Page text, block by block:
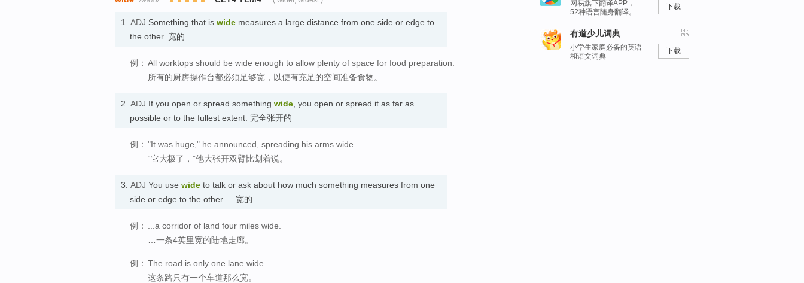
1. ADJ Something that is wide measures a large distance from one side or edge to
the other. 宽的
例： All worktops should be wide enough to allow plenty of space for food preparation.
所有的厨房操作台都必须足够宽，以便有充足的空间准备食物。
2. ADJ If you open or spread something wide , you open or spread it as far as
possible or to the fullest extent. 完全张开的
例： "It was huge," he announced, spreading his arms wide.
“它大极了，”他大张开双臂比划着说。
3. ADJ You use wide to talk or ask about how much something measures from one
side or edge to the other. …宽的
例：
...a corridor of land four miles wide.
…一条4英里宽的陆地走廊。
例： The road is only one lane wide.
这条路只有一个车道那么宽。